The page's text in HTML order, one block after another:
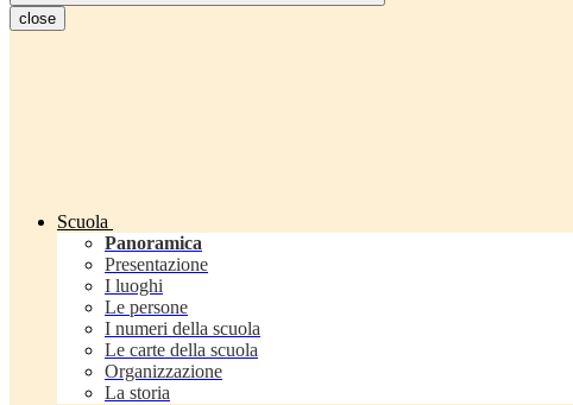
close
Scuola
Panoramica
Presentazione
I luoghi
Le persone
I numeri della scuola
Le carte della scuola
Organizzazione
La storia